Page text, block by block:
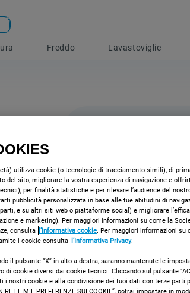
Freddo Lavastoviglie
60 cm -
Caratteristiche
Indesit: tra 60
aspiratore
Design
silenzioso.
utilizza cookie (o tecnologie di tracciamento simili), di
del sito, migliorare la vostra esperienza di navigazione e
per finalità statistiche e per rilevare l’audience del
pubblicità personalizzata in base alle tue abitudini di
e su altri siti web o piattaforme social) e migliorare
e marketing). Per maggiori informazioni su come la
consulta l’informativa cookie . Per maggiori informazioni su
i cookie consulta l’Informativa Privacy.
il pulsante “X” in alto a destra, saranno mantenute le
di cookie diversi dai cookie tecnici. Cliccando sul pulsante
i nostri cookie e alla condivisione dei tuoi dati con terze parti
LE MIE PREFERENZE SUI COOKIE”, potrai impostare in